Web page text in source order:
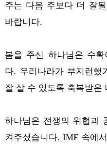
주는 다음 주보다 더 잘
바랍니다.
봄을 주신 하나님은 수
다. 우리나라가 부지런
잘 살 수 있도록 축복받은
하나님은 전쟁의 위협과
켜주셨습니다. IMF 속에